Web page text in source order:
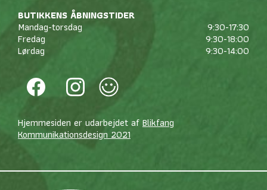
BUTIKKENS ÅBNINGSTIDER
Mandag-torsdag
9:30-17:30
Fredag
9:30-18:00
Lørdag
9:30-14:00
Hjemmesiden er udarbejdet af Blikfang
Kommunikationsdesign 2021